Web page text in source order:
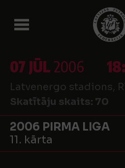
07 JŪL2006
Latvenergo stadions,
Skatītāju skaits: 70
2006 PIRMA LIGA
11. kārta